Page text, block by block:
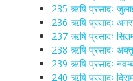
235 ऋषि प्रसादः
236 ऋषि प्रसादः
237 ऋषि प्रसादः
238 ऋषि प्रसादः
239 ऋषि प्रसादः
240 ऋषि प्रसादः